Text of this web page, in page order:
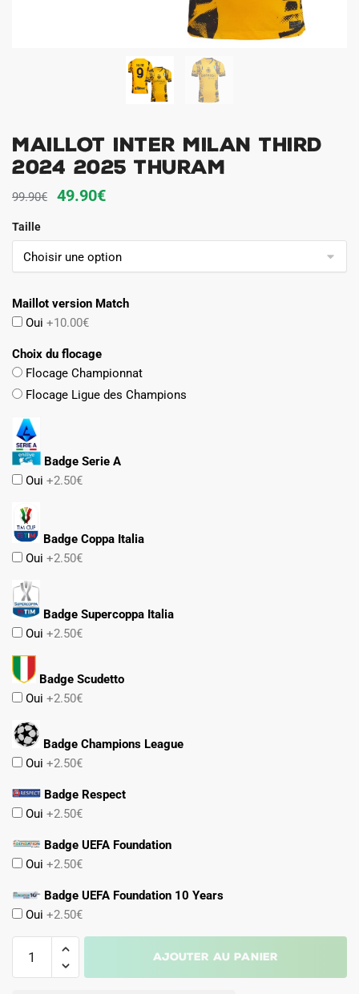
Maillot Inter Milan Third
2024 2025 Thuram
99.90€
Le
initial
était :
49.90€Le
actuel
est :
Taille
Maillot version Match
Oui +10.00€
Choix du flocage
Flocage Championnat
Flocage Ligue des Champions
Badge Serie A
Oui +2.50€
Badge Coppa Italia
Oui +2.50€
Badge Supercoppa Italia
Oui +2.50€
Badge Scudetto
Oui +2.50€
Badge Champions League
Oui +2.50€
Badge Respect
Oui +2.50€
Badge UEFA Foundation
Oui +2.50€
Badge UEFA Foundation 10 Years
Oui +2.50€
Ajouter au panier